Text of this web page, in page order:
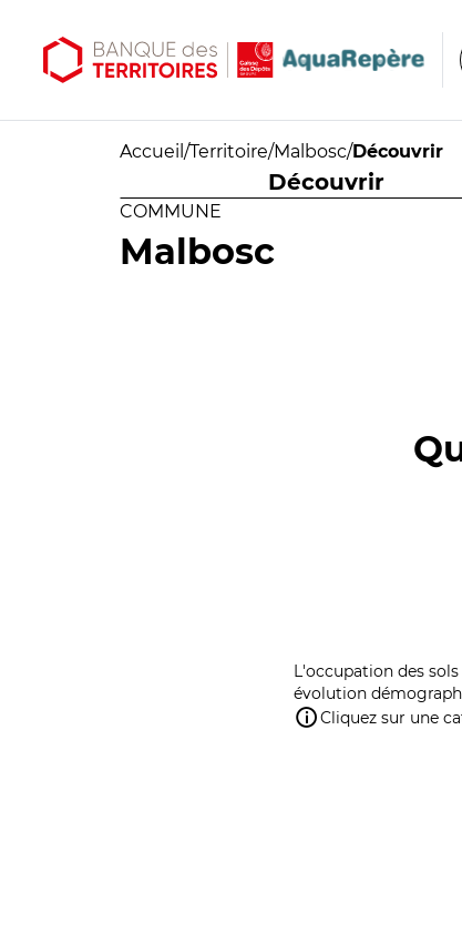
Accueil /Territoire/Malbosc/Découvrir
Découvrir
COMMUNE
Malbosc
L'occupation des
évolution
Cliquez sur une